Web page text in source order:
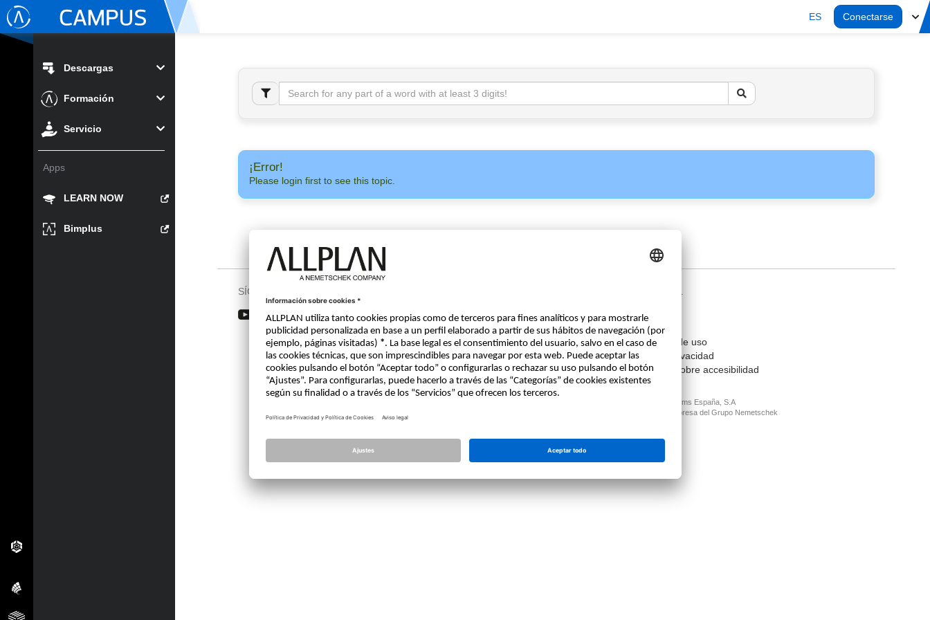
ES Conectarse
Descargas
Formación
Servicio
Apps
LEARN NOW
Bimplus
¡Error!
Please login first to see this topic.
SÍGUENOS EN
Licencia
Ajustes de privacidad
Allplan
Allplan Connect
Contacto
Aviso legal
Condiciones de uso
Política de privacidad
Información sobre accesibilidad
© ALLPLAN Systems España, S.A
ALLPLAN, un empresa del Grupo Nemetschek